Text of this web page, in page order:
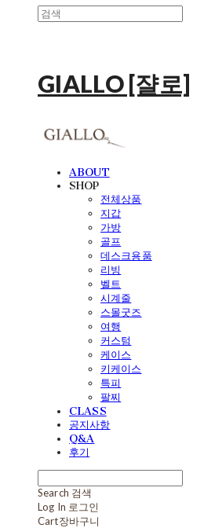
GIALLO [쟐로]
ABOUT
SHOP
전체상품
지갑
가방
골프
데스크용품
리빙
벨트
시계줄
스몰굿즈
여행
커스텀
케이스
키케이스
특피
팔찌
CLASS
공지사항
Q&A
후기
Search 검색
Log In 로그인
Cart장바구니